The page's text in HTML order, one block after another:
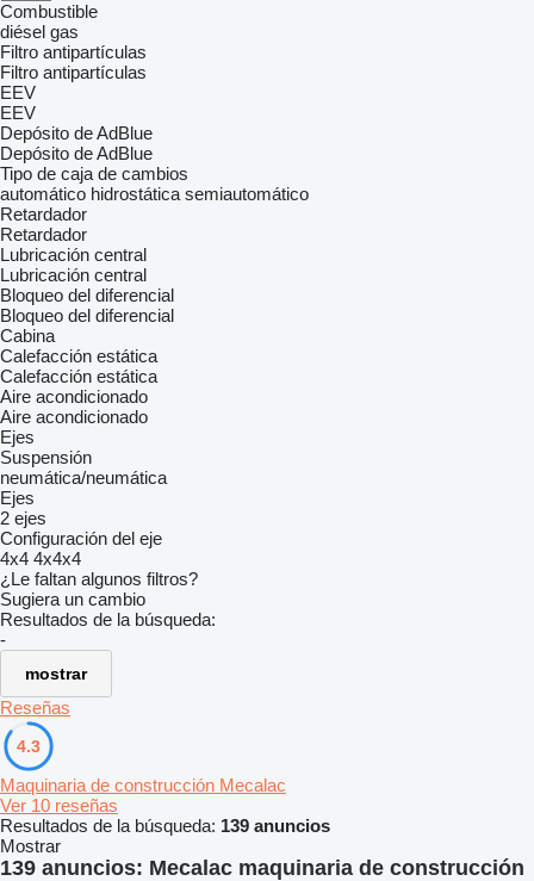
Combustible
diésel gas
Filtro antipartículas
Filtro antipartículas
EEV
EEV
Depósito de AdBlue
Depósito de AdBlue
Tipo de caja de cambios
automático hidrostática semiautomático
Retardador
Retardador
Lubricación central
Lubricación central
Bloqueo del diferencial
Bloqueo del diferencial
Cabina
Calefacción estática
Calefacción estática
Aire acondicionado
Aire acondicionado
Ejes
Suspensión
neumática/neumática
Ejes
2 ejes
Configuración del eje
4x4 4x4x4
¿Le faltan algunos filtros?
Sugiera un cambio
Resultados de la búsqueda:
-
mostrar
Reseñas
4.3
Maquinaria de construcción Mecalac
Ver 10 reseñas
Resultados de la búsqueda: 139 anuncios
Mostrar
139 anuncios: Mecalac maquinaria de construcción